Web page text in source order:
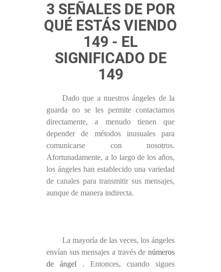
3 SEÑALES DE POR
QUÉ ESTÁS VIENDO
149 - EL
SIGNIFICADO DE
149
Dado que a nuestros ángeles de la
guarda no se les permite contactarnos
directamente, a menudo tienen que
depender de métodos inusuales para
comunicarse con nosotros.
Afortunadamente, a lo largo de los años,
los ángeles han establecido una variedad
de canales para transmitir sus mensajes,
aunque de manera indirecta.
La mayoría de las veces, los ángeles
envían sus mensajes a través de números
de ángel . Entonces, cuando sigues